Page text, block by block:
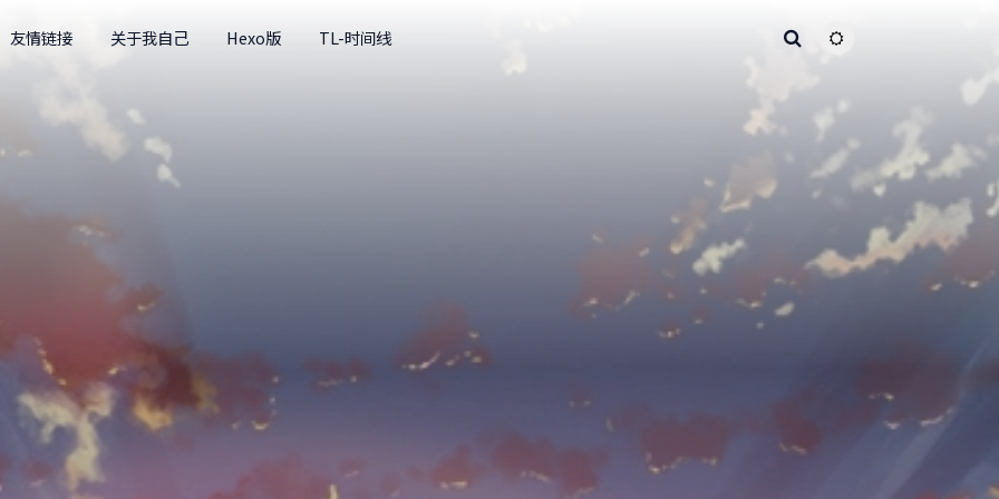
友情链接 关于我自己 Hexo版 TL-时间线 主题颜色切换